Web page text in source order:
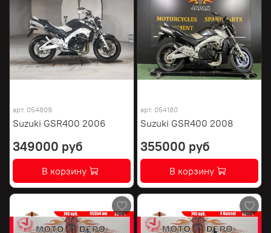
арт. 054809
Suzuki GSR400 2006
349000 руб
В корзину
арт. 054180
Suzuki GSR400 2008
355000 руб
В корзину